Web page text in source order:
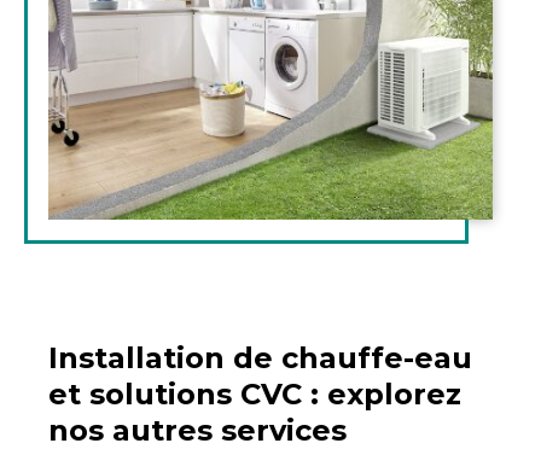
Installation de chauffe-eau
et solutions CVC : explorez
nos autres services